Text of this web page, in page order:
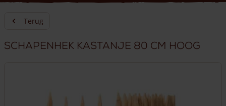
Terug
Schapenhek kastanje 80 cm hoog